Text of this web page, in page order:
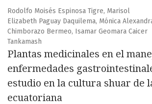
Rodolfo Moisés Espinosa Tigre, Marisol
Elizabeth Paguay Daquilema, Mónica
Chimborazo Bermeo, Isamar Geomara Caicer
Tankamash
Plantas medicinales en el
enfermedades
estudio en la cultura shuar de
ecuatoriana